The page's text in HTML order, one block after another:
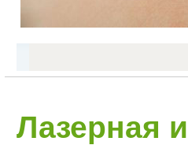
Лазерная